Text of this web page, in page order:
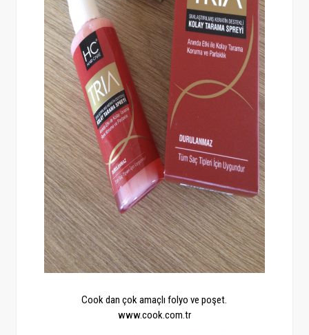
Cook dan çok amaçlı folyo ve poşet.
www.cook.com.tr